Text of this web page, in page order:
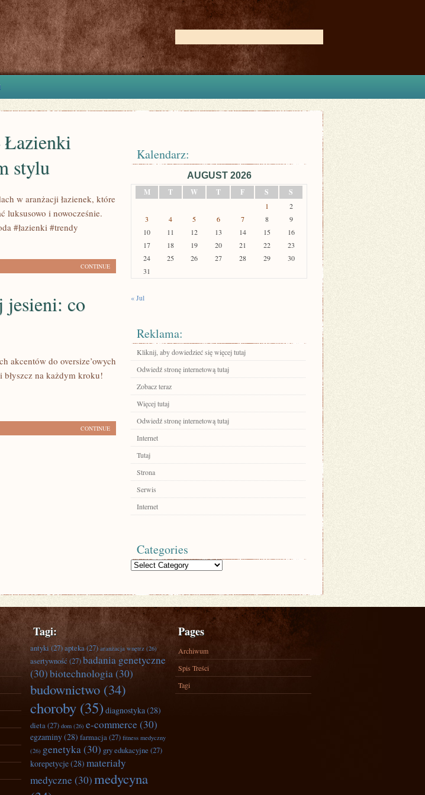
Łazienki
stylu
w aranżacji łazienek, które
luksusowo i nowocześnie.
#łazienki #trendy
CONTINUE
jesieni: co
akcentów do oversize’owych
błyszcz na każdym kroku!
CONTINUE
Kalendarz:
AUGUST 2026
M
T W T F S S
1
2
3
4 5 6 7 8
9
10
11 12 13 14 15
16
17
18 19 20 21 22
23
24
25 26 27 28 29
30
31
« Jul
Reklama:
Kliknij, aby dowiedzieć się więcej tutaj
Odwiedź stronę internetową tutaj
Zobacz teraz
Więcej tutaj
Odwiedź stronę internetową tutaj
Internet
Tutaj
Strona
Serwis
Internet
Categories
Categories
Tagi:
antyki(27)apteka(27) aranżacja wnętrz (26)
asertywność (27)badania genetyczne
(30)biotechnologia(30)
budownictwo (34)
choroby (35) diagnostyka(28)
dieta(27) dom (26) e-commerce (30)
egzaminy(28) farmacja(27) fitness medyczny
(26) genetyka(30) gry edukacyjne (27)
korepetycje(28) materiały
medyczne (30)medycyna
Pages
Archiwum
Spis Treści
Tagi